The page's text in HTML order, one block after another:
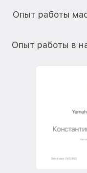
Опыт работы
Опыт работы в